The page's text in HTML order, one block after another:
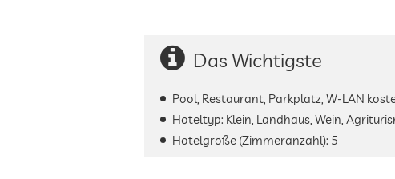
Das Wichtigste
Pool, Restaurant, Parkplatz, W-LAN
Hoteltyp: Klein, Landhaus, Wein,
Hotelgröße (Zimmeranzahl): 5